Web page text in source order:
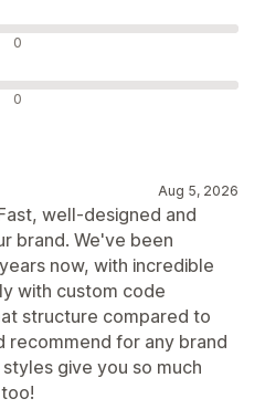
0
0
Aug 5, 2026
well-designed and
brand. We've been
now, with incredible
with custom code
structure compared to
recommend for any brand
give you so much